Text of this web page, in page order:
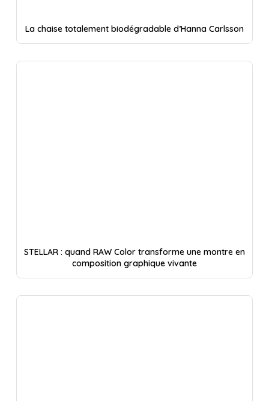
La chaise totalement biodégradable d’Hanna Carlsson
STELLAR : quand RAW Color transforme une montre en
composition graphique vivante